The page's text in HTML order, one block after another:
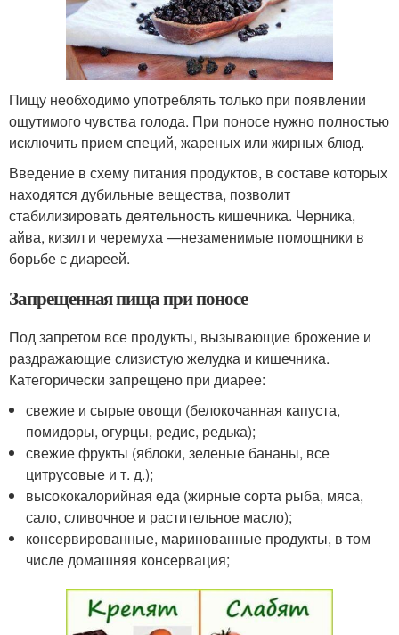
Пищу необходимо употреблять только при появлении
ощутимого чувства голода. При поносе нужно полностью
исключить прием специй, жареных или жирных блюд.
Введение в схему питания продуктов, в составе которых
находятся дубильные вещества, позволит
стабилизировать деятельность кишечника. Черника,
айва, кизил и черемуха —незаменимые помощники в
борьбе с диареей.
Запрещенная пища при поносе
Под запретом все продукты, вызывающие брожение и
раздражающие слизистую желудка и кишечника.
Категорически запрещено при диарее:
свежие и сырые овощи (белокочанная капуста,
помидоры, огурцы, редис, редька);
свежие фрукты (яблоки, зеленые бананы, все
цитрусовые и т. д.);
высококалорийная еда (жирные сорта рыба, мяса,
сало, сливочное и растительное масло);
консервированные, маринованные продукты, в том
числе домашняя консервация;